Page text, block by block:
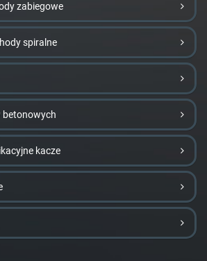
zabiegowe
spiralne
betonowych
kacze